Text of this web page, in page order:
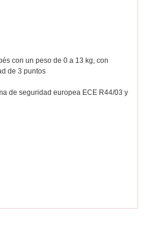
con un peso de 0 a 13 kg, con
de 3 puntos
de seguridad europea ECE R44/03 y